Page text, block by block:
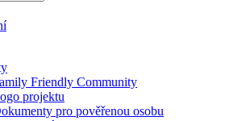
Friendly Community
projektu
pro pověřenou osobu